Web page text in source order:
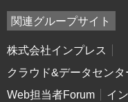
関連グループサイト
株式会社インプレス
クラウド&データセン
Web担当者Forum
イ